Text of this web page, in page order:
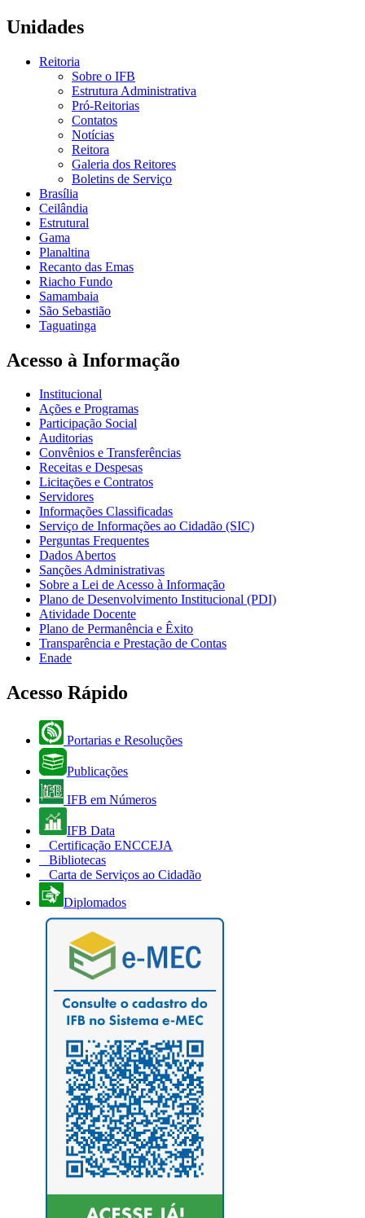
Unidades
Reitoria
Sobre o IFB
Estrutura Administrativa
Pró-Reitorias
Contatos
Notícias
Reitora
Galeria dos Reitores
Boletins de Serviço
Brasília
Ceilândia
Estrutural
Gama
Planaltina
Recanto das Emas
Riacho Fundo
Samambaia
São Sebastião
Taguatinga
Acesso à Informação
Institucional
Ações e Programas
Participação Social
Auditorias
Convênios e Transferências
Receitas e Despesas
Licitações e Contratos
Servidores
Informações Classificadas
Serviço de Informações ao Cidadão (SIC)
Perguntas Frequentes
Dados Abertos
Sanções Administrativas
Sobre a Lei de Acesso à Informação
Plano de Desenvolvimento Institucional (PDI)
Atividade Docente
Plano de Permanência e Êxito
Transparência e Prestação de Contas
Enade
Acesso Rápido
Portarias e Resoluções
Publicações
IFB em Números
IFB Data
Certificação ENCCEJA
Bibliotecas
Carta de Serviços ao Cidadão
Diplomados